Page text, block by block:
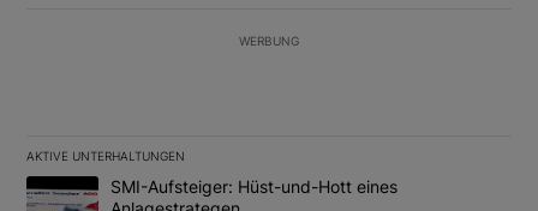
WERBUNG
AKTIVE UNTERHALTUNGEN
Das Folgende ist eine Liste der am meisten kommentierten
Ein Trendartikel mit dem Titel "SMI-Aufsteiger: Hüst-und-Hott
SMI-Aufsteiger: Hüst-und-Hott eines